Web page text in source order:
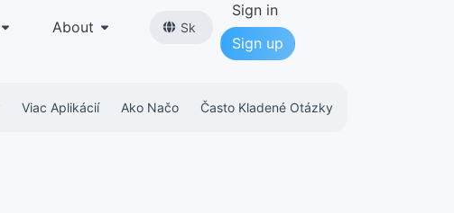
About Sk
Sign in
Sign up
Viac Aplikácií Ako Načo Často Kladené Otázky